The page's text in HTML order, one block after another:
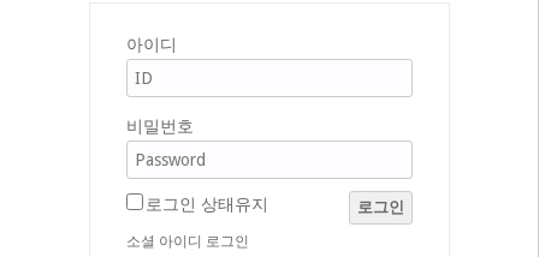
아이디
비밀번호
로그인 상태유지 로그인
소셜 아이디 로그인